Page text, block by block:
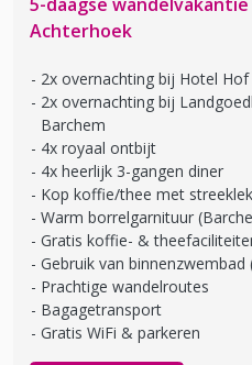
Achterhoek
2x overnachting bij Hotel
2x overnachting bij
Barchem
4x royaal ontbijt
4x heerlijk 3-gangen diner
Kop koffie/thee met
Warm borrelgarnituur
Gratis koffie- &
Gebruik van binnenzwembad
Prachtige wandelroutes
Bagagetransport
Gratis WiFi & parkeren